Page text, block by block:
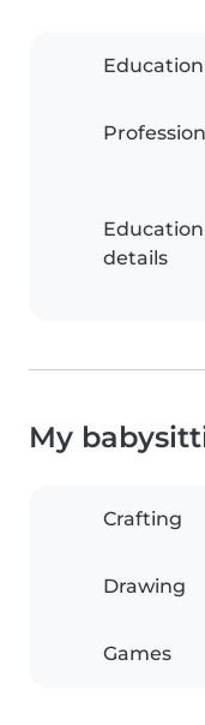
Education
details
My
Crafting
Drawing
Games